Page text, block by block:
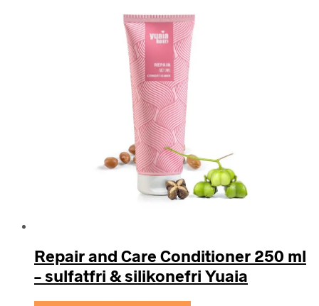
Repair and Care Conditioner 250 ml
– sulfatfri & silikonefri Yuaia